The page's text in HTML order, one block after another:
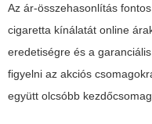
Az ár-összehasonlítás
cigaretta kínálatát online
eredetiségre és a
figyelni az akciós
együtt olcsóbb